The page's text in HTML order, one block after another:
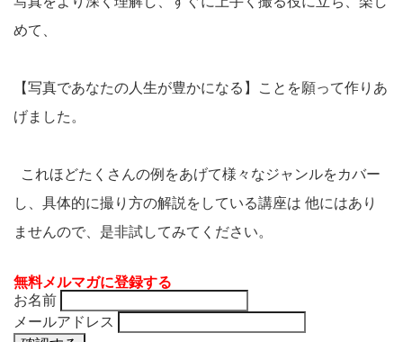
めて、
【写真であなたの人生が豊かになる】ことを願って作りあ
げました。
これほどたくさんの例をあげて様々なジャンルをカバー
し、具体的に撮り方の解説をしている講座は 他にはあり
ませんので、是非試してみてください。
無料メルマガに登録する
お名前
メールアドレス